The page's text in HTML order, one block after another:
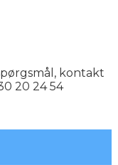
kontakt
20 24 54